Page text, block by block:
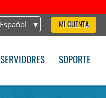
Español MI CUENTA
SERVIDORES SOPORTE